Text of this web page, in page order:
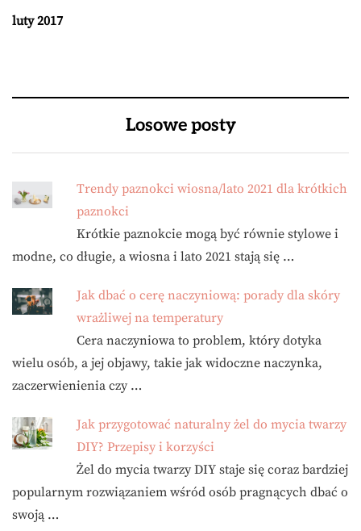
luty 2017
Losowe posty
Trendy paznokci wiosna/lato 2021 dla krótkich
paznokci
Krótkie paznokcie mogą być równie stylowe i
modne, co długie, a wiosna i lato 2021 stają się …
Jak dbać o cerę naczyniową: porady dla skóry
wrażliwej na temperatury
Cera naczyniowa to problem, który dotyka
wielu osób, a jej objawy, takie jak widoczne naczynka,
zaczerwienienia czy …
Jak przygotować naturalny żel do mycia twarzy
DIY? Przepisy i korzyści
Żel do mycia twarzy DIY staje się coraz bardziej
popularnym rozwiązaniem wśród osób pragnących dbać o
swoją …